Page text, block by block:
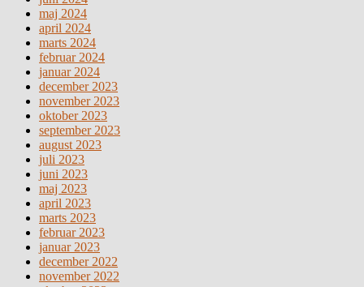
maj 2024
april 2024
marts 2024
februar 2024
januar 2024
december 2023
november 2023
oktober 2023
september 2023
august 2023
juli 2023
juni 2023
maj 2023
april 2023
marts 2023
februar 2023
januar 2023
december 2022
november 2022